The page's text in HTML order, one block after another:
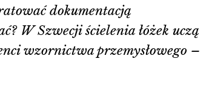
dokumentacją
W Szwecji ścielenia łóżek uczą
wzornictwa przemysłowego –